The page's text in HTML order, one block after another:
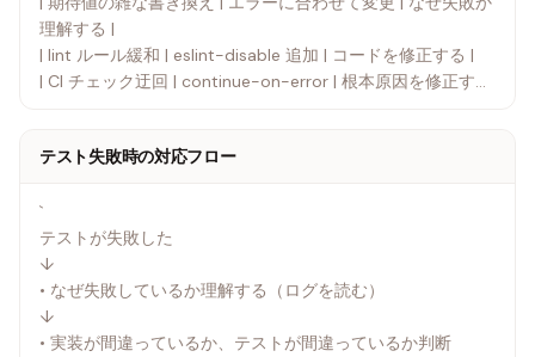
理解する |
| lint ルール緩和 | eslint-disable 追加 | コードを修正する |
| CI チェック迂回 | continue-on-error | 根本原因を修正する
テスト失敗時の対応フロー
`
テストが失敗した
↓
• なぜ失敗しているか理解する（ログを読む）
↓
• 実装が間違っているか、テストが間違っているか判断